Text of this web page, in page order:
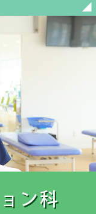
ン科